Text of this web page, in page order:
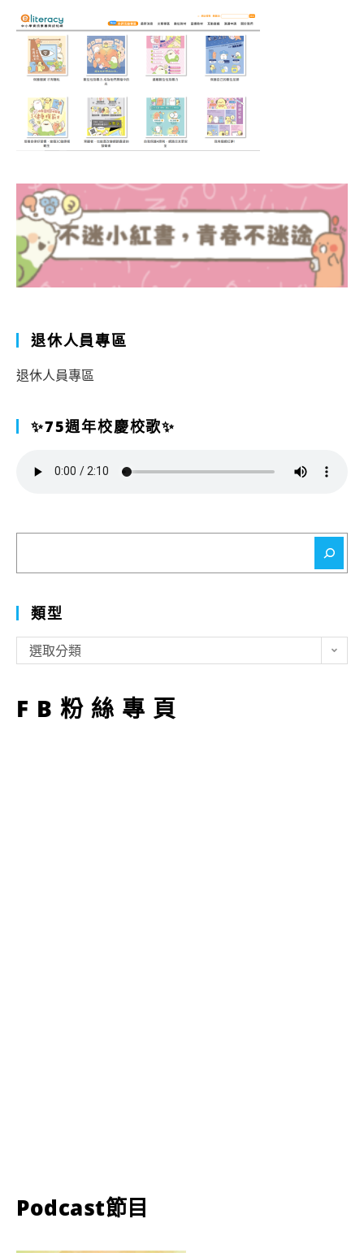
退休人員專區
退休人員專區
✨75週年校慶校歌✨
類型
型
選取分類
FB粉絲專頁
Podcast節目